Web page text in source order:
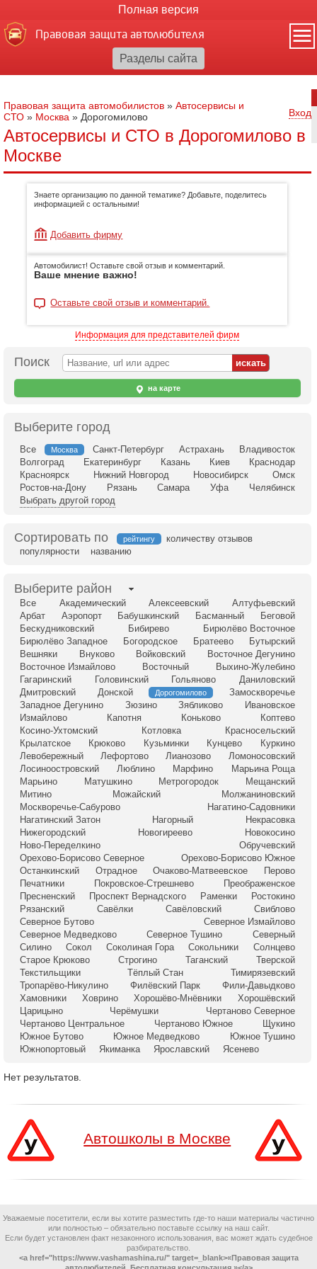
Полная версия
Правовая защита автолюбителя
Правовая защита автомобилистов » Автосервисы и
СТО » Москва » Дорогомилово Вход
Автосервисы и СТО в Дорогомилово в
Москве
Знаете организацию по данной тематике? Добавьте, поделитесь
информацией с остальными!
Добавить фирму
Автомобилист! Оставьте свой отзыв и комментарий.
Ваше мнение важно!
Оставьте свой отзыв и комментарий.
Информация для представителей фирм
Поиск
на карте
Выберите город
Все Москва Санкт-Петербург Астрахань
Владивосток
Волгоград
Екатеринбург Казань Киев
Краснодар
Красноярск
Нижний Новгород Новосибирск
Омск
Ростов-на-Дону
Рязань Самара Уфа
Челябинск
Выбрать другой город
Сортировать по рейтингу
количеству отзывов
популярности
названию
Выберите район
Все Академический Алексеевский
Алтуфьевский
Арбат
Аэропорт Бабушкинский Басманный
Беговой
Бескудниковский
Бибирево
Бирюлёво Восточное
Бирюлёво Западное
Богородское Братеево
Бутырский
Вешняки
Внуково Войковский
Восточное Дегунино
Восточное Измайлово
Восточный
Выхино-Жулебино
Гагаринский
Головинский Гольяново
Даниловский
Дмитровский
Донской Дорогомилово
Замоскворечье
Западное Дегунино
Зюзино Зябликово
Ивановское
Измайлово
Капотня Коньково
Коптево
Косино-Ухтомский
Котловка
Красносельский
Крылатское
Крюково Кузьминки Кунцево
Куркино
Левобережный
Лефортово Лианозово
Ломоносовский
Лосиноостровский
Люблино Марфино
Марьина Роща
Марьино
Матушкино Метрогородок
Мещанский
Митино
Можайский
Молжаниновский
Москворечье-Сабурово
Нагатино-Садовники
Нагатинский Затон
Нагорный
Некрасовка
Нижегородский
Новогиреево
Новокосино
Ново-Переделкино
Обручевский
Орехово-Борисово Северное
Орехово-Борисово Южное
Останкинский
Отрадное Очаково-Матвеевское
Перово
Печатники
Покровское-Стрешнево
Преображенское
Пресненский
Проспект Вернадского Раменки
Ростокино
Рязанский
Савёлки Савёловский
Свиблово
Северное Бутово
Северное Измайлово
Северное Медведково
Северное Тушино
Северный
Силино
Сокол Соколиная Гора Сокольники
Солнцево
Старое Крюково
Строгино Таганский
Тверской
Текстильщики
Тёплый Стан
Тимирязевский
Тропарёво-Никулино
Филёвский Парк
Фили-Давыдково
Хамовники
Ховрино Хорошёво-Мнёвники
Хорошёвский
Царицыно
Черёмушки
Чертаново Северное
Чертаново Центральное
Чертаново Южное
Щукино
Южное Бутово
Южное Медведково
Южное Тушино
Южнопортовый
Якиманка Ярославский Ясенево
Нет результатов.
Автошколы в Москве
Уважаемые посетители, если вы хотите разместить где-то наши материалы частично
или полностью – обязательно поставьте ссылку на наш сайт.
Если будет установлен факт незаконного использования, вас может ждать судебное
разбирательство.
<a href="https://www.vashamashina.ru/" target=_blank>«Правовая защита